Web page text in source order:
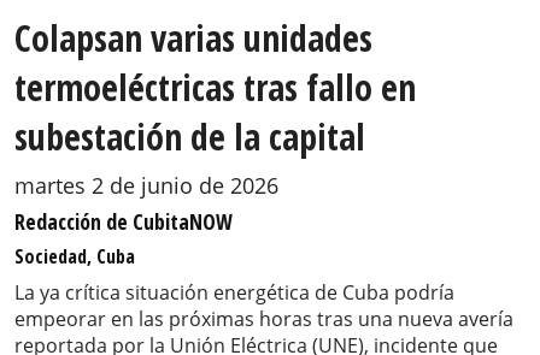
Colapsan varias unidades
termoeléctricas tras fallo en
subestación de la capital
martes 2 de junio de 2026
Redacción de CubitaNOW
Sociedad, Cuba
La ya crítica situación energética de Cuba podría
empeorar en las próximas horas tras una nueva avería
reportada por la Unión Eléctrica (UNE), incidente que